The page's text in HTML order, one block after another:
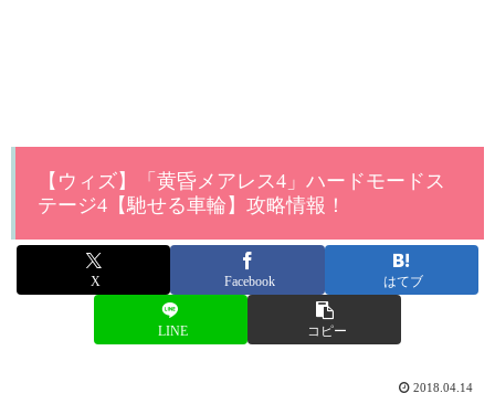
【ウィズ】「黄昏メアレス4」ハードモードス
テージ4【馳せる車輪】攻略情報！
X Facebook はてブ
LINE コピー
2018.04.14